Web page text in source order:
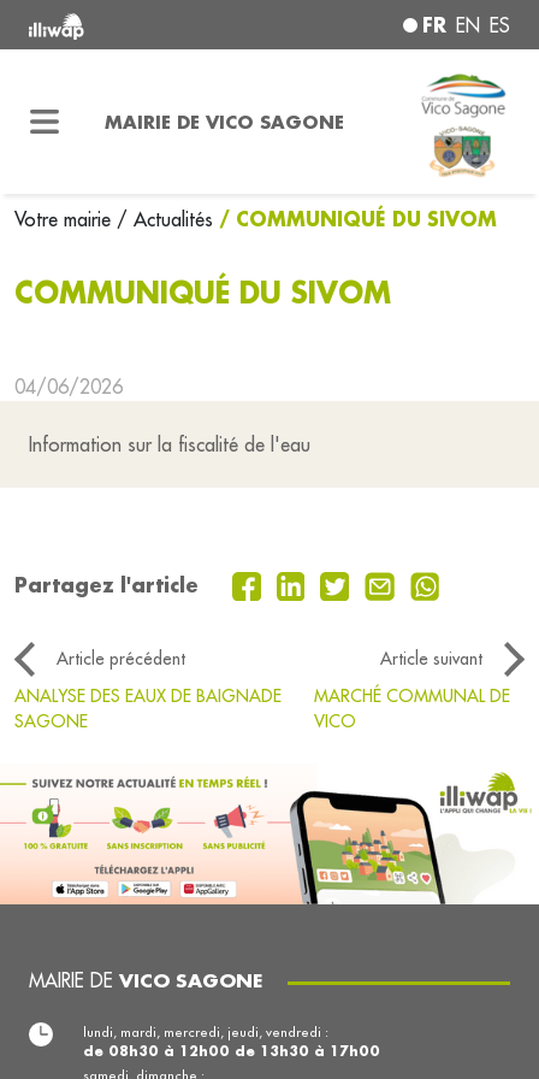
FR EN ES
MAIRIE DE VICO SAGONE
Votre mairie / Actualités / COMMUNIQUÉ DU SIVOM
COMMUNIQUÉ DU SIVOM
04/06/2026
Information sur la fiscalité de l'eau
Partagez l'article
Article précédent
Article suivant
ANALYSE DES EAUX DE BAIGNADE
SAGONE
MARCHÉ COMMUNAL DE
VICO
MAIRIE DE VICO SAGONE
lundi, mardi, mercredi, jeudi, vendredi :
de 08h30 à 12h00 de 13h30 à 17h00
samedi, dimanche :